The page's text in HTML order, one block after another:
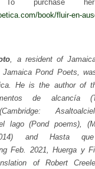
To purchase
book/fluir-en-
, a resident of
Pond Poets,
He is the author of
de alcancía (
lago(Pond poems),
and Hasta
Feb. 2021, Huerga y
of Robert